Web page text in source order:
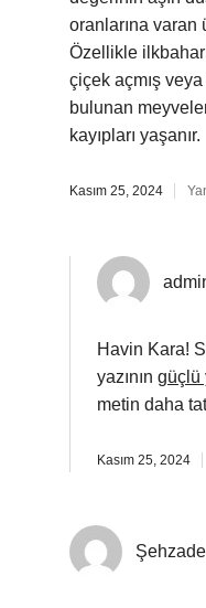
oranlarına varan
Özellikle ilkbahar
çiçek açmış
bulunan
kayıpları yaşanır.
Kasım 25, 2024
Havin Kara!
yazının güçlü
metin daha
Kasım 25, 2024
Şehzade